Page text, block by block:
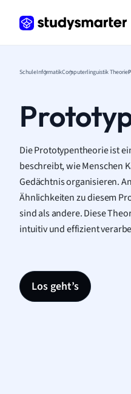
SchuleInformatikComputerlinguistik Theorie
Die Prototypentheorie ist
beschreibt, wie Menschen
Gedächtnis organisieren.
Ähnlichkeiten zu diesem
sind als andere. Diese
intuitiv und effizient
Los geht’s